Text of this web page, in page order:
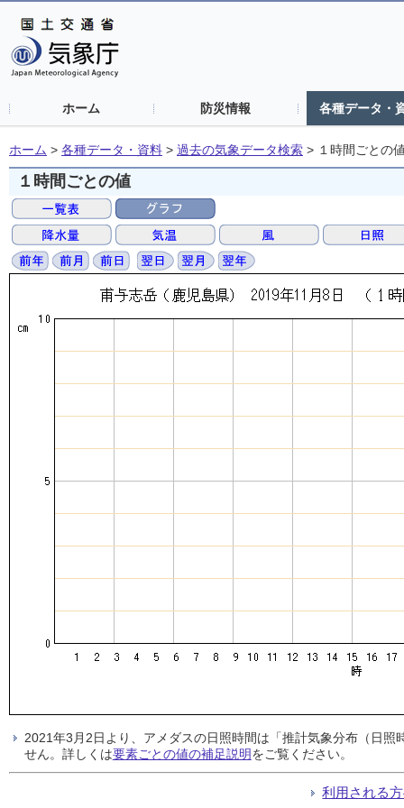
ホーム 防災情報 各種データ・
ホーム > 各種データ・資料 > 過去の気象データ検索 > １時間ごとの
１時間ごとの値
2021年3月2日より、アメダスの日照時間は「推計気象分布（日
せん。詳しくは要素ごとの値の補足説明をご覧ください。
利用される